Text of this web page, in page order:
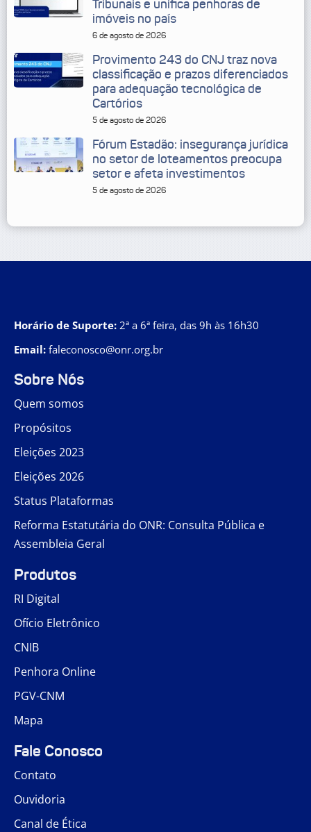
Tribunais e unifica penhoras de
imóveis no país
6 de agosto de 2026
Provimento 243 do CNJ traz nova
classificação e prazos diferenciados
para adequação tecnológica de
Cartórios
5 de agosto de 2026
Fórum Estadão: insegurança jurídica
no setor de loteamentos preocupa
setor e afeta investimentos
5 de agosto de 2026
Horário de Suporte: 2ª a 6ª feira, das 9h às 16h30
Email: faleconosco@onr.org.br
Sobre Nós
Quem somos
Propósitos
Eleições 2023
Eleições 2026
Status Plataformas
Reforma Estatutária do ONR: Consulta Pública e
Assembleia Geral
Produtos
RI Digital
Ofício Eletrônico
CNIB
Penhora Online
PGV-CNM
Mapa
Fale Conosco
Contato
Ouvidoria
Canal de Ética